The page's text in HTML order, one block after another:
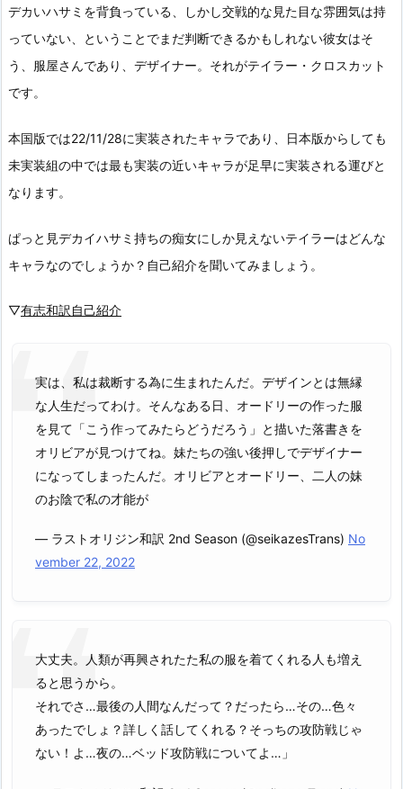
デカいハサミを背負っている、しかし交戦的な見た目な雰囲気は持
っていない、ということでまだ判断できるかもしれない彼女はそ
う、服屋さんであり、デザイナー。それがテイラー・クロスカット
です。
本国版では22/11/28に実装されたキャラであり、日本版からしても
未実装組の中では最も実装の近いキャラが足早に実装される運びと
なります。
ぱっと見デカイハサミ持ちの痴女にしか見えないテイラーはどんな
キャラなのでしょうか？自己紹介を聞いてみましょう。
▽有志和訳自己紹介
実は、私は裁断する為に生まれたんだ。デザインとは無縁
な人生だってわけ。そんなある日、オードリーの作った服
を見て「こう作ってみたらどうだろう」と描いた落書きを
オリビアが見つけてね。妹たちの強い後押しでデザイナー
になってしまったんだ。オリビアとオードリー、二人の妹
のお陰で私の才能が
— ラストオリジン和訳 2nd Season (@seikazesTrans) No
vember 22, 2022
大丈夫。人類が再興されたた私の服を着てくれる人も増え
ると思うから。
それでさ…最後の人間なんだって？だったら…その…色々
あったでしょ？詳しく話してくれる？そっちの攻防戦じゃ
ない！よ…夜の…ベッド攻防戦についてよ…」